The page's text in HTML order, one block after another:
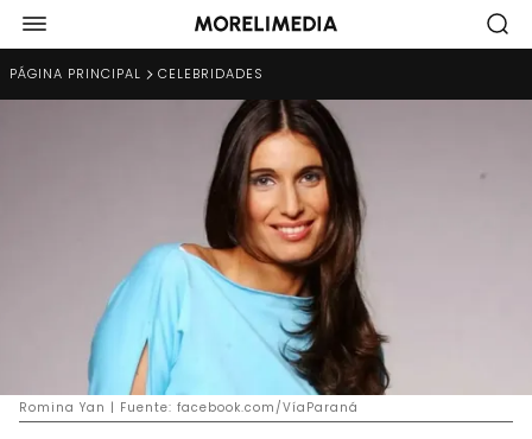
PÁGINA PRINCIPAL CELEBRIDADES
Romina Yan | Fuente: facebook.com/VíaParaná